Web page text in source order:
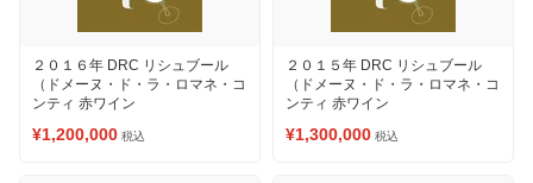
２０１６年 DRC リシュブール
（ドメーヌ・ド・ラ・ロマネ・コ
ンティ 赤ワイン
¥1,200,000 税込
２０１５年 DRC リシュブール
（ドメーヌ・ド・ラ・ロマネ・コ
ンティ 赤ワイン
¥1,300,000 税込